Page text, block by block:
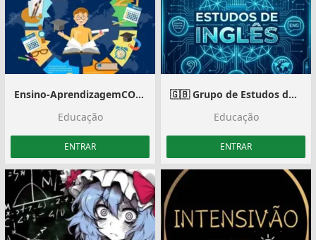
Ensino-AprendizagemCONTEÚDOS & ASSUNTOS ESTUDANTIS
Educação
ENTRAR
🇬🇧 Grupo de Estudos de Inglês 🇬🇧
Educação
ENTRAR